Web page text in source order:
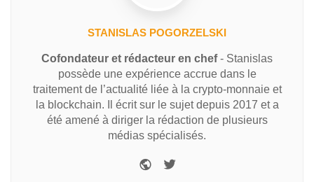
STANISLAS POGORZELSKI
Cofondateur et rédacteur en chef- Stanislas
possède une expérience accrue dans le
traitement de l’actualité liée à la crypto-monnaie et
la blockchain. Il écrit sur le sujet depuis 2017 et a
été amené à diriger la rédaction de plusieurs
médias spécialisés.